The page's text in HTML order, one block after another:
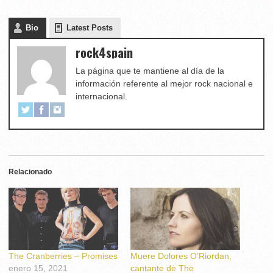
Bio Latest Posts
rock4spain
La página que te mantiene al día de la
información referente al mejor rock nacional e
internacional.
Relacionado
The Cranberries – Promises
enero 15, 2021
Muere Dolores O’Riordan,
cantante de The